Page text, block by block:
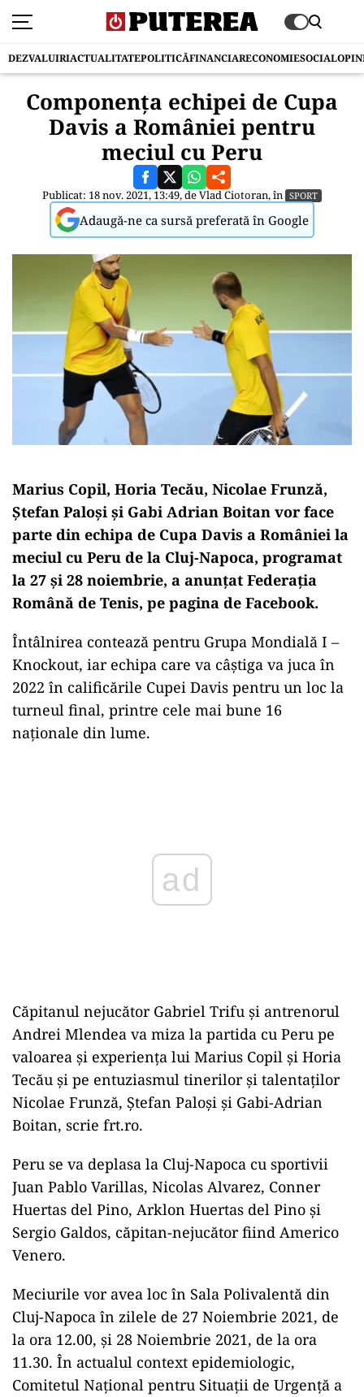
DEZVALUIRIACTUALITATEPOLITICĂFINANCIARECONOMIESOCIAL
Componenţa echipei de Cupa
Davis a României pentru
meciul cu Peru
Publicat: 18 nov. 2021, 13:49, deVlad Ciotoran, în SPORT
Adaugă-ne ca sursă preferată în Google
Marius Copil, Horia Tecău, Nicolae Frunză,
Ştefan Paloşi şi Gabi Adrian Boitan vor face
parte din echipa de Cupa Davis a României la
meciul cu Peru de la Cluj-Napoca, programat
la 27 şi 28 noiembrie, a anunțat Federația
Română de Tenis, pe pagina de Facebook.
Întâlnirea contează pentru Grupa Mondială I –
Knockout, iar echipa care va câştiga va juca în
2022 în calificările Cupei Davis pentru un loc la
turneul final, printre cele mai bune 16
naţionale din lume.
ad
Căpitanul nejucător Gabriel Trifu şi antrenorul
Andrei Mlendea va miza la partida cu Peru pe
valoarea şi experienţa lui Marius Copil şi Horia
Tecău şi pe entuziasmul tinerilor şi talentaţilor
Nicolae Frunză, Ştefan Paloşi şi Gabi-Adrian
Boitan, scrie frt.ro.
Peru se va deplasa la Cluj-Napoca cu sportivii
Juan Pablo Varillas, Nicolas Alvarez, Conner
Huertas del Pino, Arklon Huertas del Pino şi
Sergio Galdos, căpitan-nejucător fiind Americo
Venero.
Meciurile vor avea loc în Sala Polivalentă din
Cluj-Napoca în zilele de 27 Noiembrie 2021, de
la ora 12.00, şi 28 Noiembrie 2021, de la ora
11.30. În actualul context epidemiologic,
Comitetul Naţional pentru Situaţii de Urgenţă a